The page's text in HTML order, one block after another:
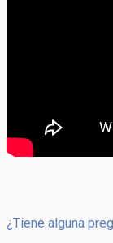
¿Tiene alguna